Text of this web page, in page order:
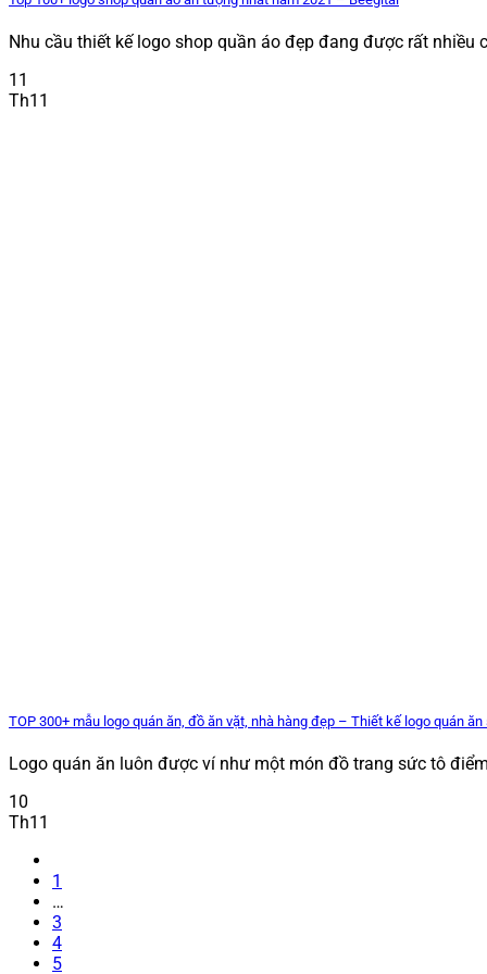
Nhu cầu thiết kế logo shop quần áo đẹp đang được rất nhiều
11
Th11
TOP 300+ mẫu logo quán ăn, đồ ăn vặt, nhà hàng đẹp – Thiết kế logo quán
Logo quán ăn luôn được ví như một món đồ trang sức tô
10
Th11
1
…
3
4
5